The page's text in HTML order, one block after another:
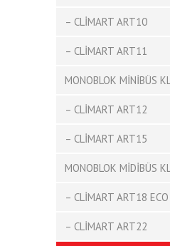
– CLİMART ART10
– CLİMART ART11
MONOBLOK MİNİBÜS
– CLİMART ART12
– CLİMART ART15
MONOBLOK MİDİBÜS
– CLİMART ART18 ECO
– CLİMART ART22